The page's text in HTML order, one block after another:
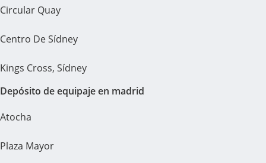
Circular Quay
Centro De Sídney
Kings Cross, Sídney
Depósito de equipaje en madrid
Atocha
Plaza Mayor